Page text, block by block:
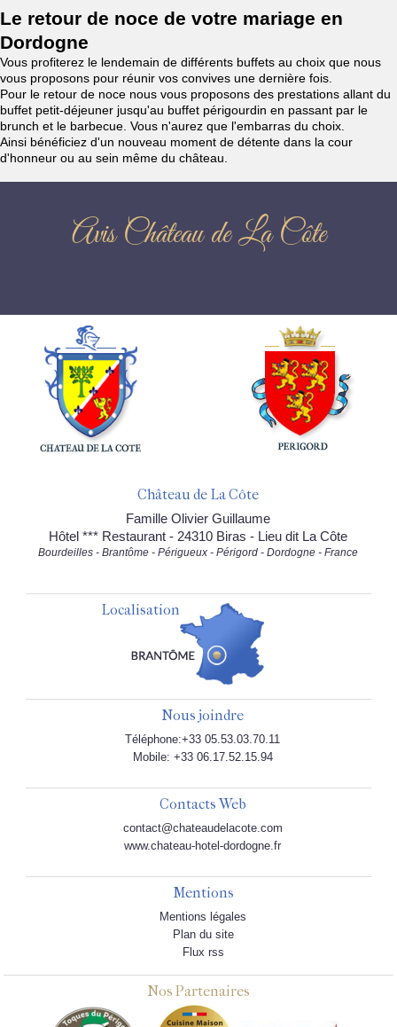
Le retour de noce de votre mariage en
Dordogne
Vous profiterez le lendemain de différents buffets au choix que nous
vous proposons pour réunir vos convives une dernière fois.
Pour le retour de noce nous vous proposons des prestations allant du
buffet petit-déjeuner jusqu'au buffet périgourdin en passant par le
brunch et le barbecue. Vous n'aurez que l'embarras du choix.
Ainsi bénéficiez d'un nouveau moment de détente dans la cour
d'honneur ou au sein même du château.
Avis Château de La Côte
Château de La Côte
Famille Olivier Guillaume
Hôtel *** Restaurant - 24310 Biras - Lieu dit La Côte
Bourdeilles - Brantôme - Périgueux - Périgord - Dordogne - France
Localisation
Nous joindre
Téléphone:+33 05.53.03.70.11
Mobile: +33 06.17.52.15.94
Contacts Web
contact@chateaudelacote.com
www.chateau-hotel-dordogne.fr
Mentions
Mentions légales
Plan du site
Flux rss
Nos Partenaires